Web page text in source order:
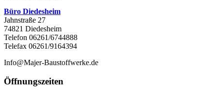
Büro Diedesheim
Jahnstraße 27
74821 Diedesheim
Telefon 06261/6744888
Telefax 06261/9164394
Info@Majer-Baustoffwerke.de
Öffnungszeiten